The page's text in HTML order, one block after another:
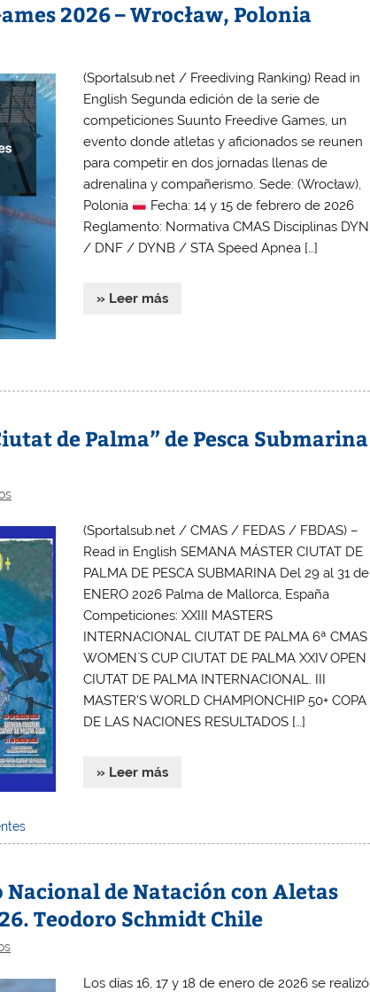
2026 – Wrocław, Polonia
(Sportalsub.net / Freediving Ranking) Read in
English Segunda edición de la serie de
competiciones Suunto Freedive Games, un
evento donde atletas y aficionados se reunen
para competir en dos jornadas llenas de
adrenalina y compañerismo. Sede: (Wrocław),
Polonia
Fecha: 14 y 15 de febrero de 2026
Reglamento: Normativa CMAS Disciplinas DYN
/ DNF / DYNB / STA Speed Apnea […]
» Leer más
de Palma” de Pesca Submarina
(Sportalsub.net / CMAS / FEDAS / FBDAS) –
Read in English SEMANA MÁSTER CIUTAT DE
PALMA DE PESCA SUBMARINA Del 29 al 31 de
ENERO 2026 Palma de Mallorca, España
Competiciones: XXIII MASTERS
INTERNACIONAL CIUTAT DE PALMA 6ª CMAS
WOMEN´S CUP CIUTAT DE PALMA XXIV OPEN
CIUTAT DE PALMA INTERNACIONAL. III
MASTER’S WORLD CHAMPIONCHIP 50+ COPA
DE LAS NACIONES RESULTADOS […]
» Leer más
Nacional de Natación con Aletas
Teodoro Schmidt Chile
Los días 16, 17 y 18 de enero de 2026 se realizó